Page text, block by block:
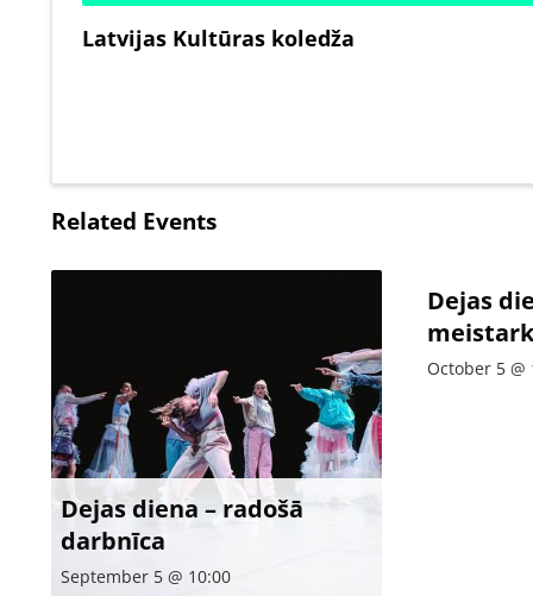
Latvijas Kultūras koledža
Related Events
Dejas diena – radošā
darbnīca
September 5 @ 10:00
Dejas
October 5 @